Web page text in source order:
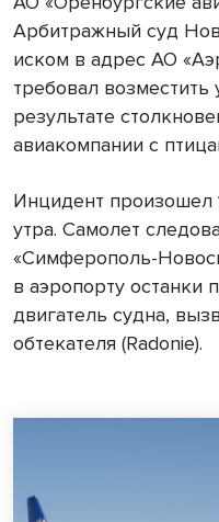
Арбитражный суд
иском в адрес АО
требовал
результате
авиакомпании с
Инцидент произошел
утра. Самолет
«Симферополь-
в аэропорту останки
двигатель судна,
обтекателя (Radonie).